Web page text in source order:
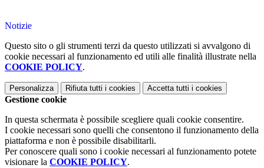
Notizie
Questo sito o gli strumenti terzi da questo utilizzati si avvalgono di
cookie necessari al funzionamento ed utili alle finalità illustrate nella
COOKIE POLICY.
Personalizza Rifiuta tutti i cookies Accetta tutti i cookies
Gestione cookie
In questa schermata è possibile scegliere quali cookie consentire.
I cookie necessari sono quelli che consentono il funzionamento della
piattaforma e non è possibile disabilitarli.
Per conoscere quali sono i cookie necessari al funzionamento potete
visionare la COOKIE POLICY.